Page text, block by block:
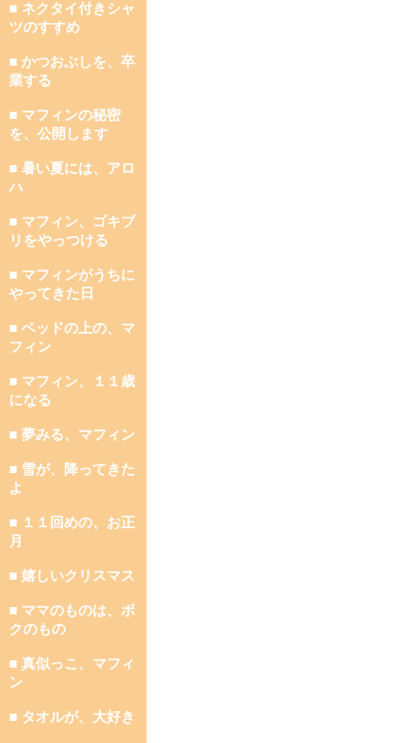
■ ネクタイ付きシャ
ツのすすめ
■ かつおぶしを、卒
業する
■ マフィンの秘密
を、公開します
■ 暑い夏には、アロ
ハ
■ マフィン、ゴキブ
リをやっつける
■ マフィンがうちに
やってきた日
■ ベッドの上の、マ
フィン
■ マフィン、１１歳
になる
■ 夢みる、マフィン
■ 雪が、降ってきた
よ
■ １１回めの、お正
月
■ 嬉しいクリスマス
■ ママのものは、ボ
クのもの
■ 真似っこ、マフィ
ン
■ タオルが、大好き